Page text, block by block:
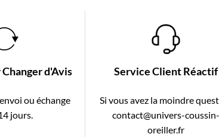
d'Avis
ou échange
jours.
Service Client Réactif
Si vous avez la moindre
contact@univers-coussin-
oreiller.fr